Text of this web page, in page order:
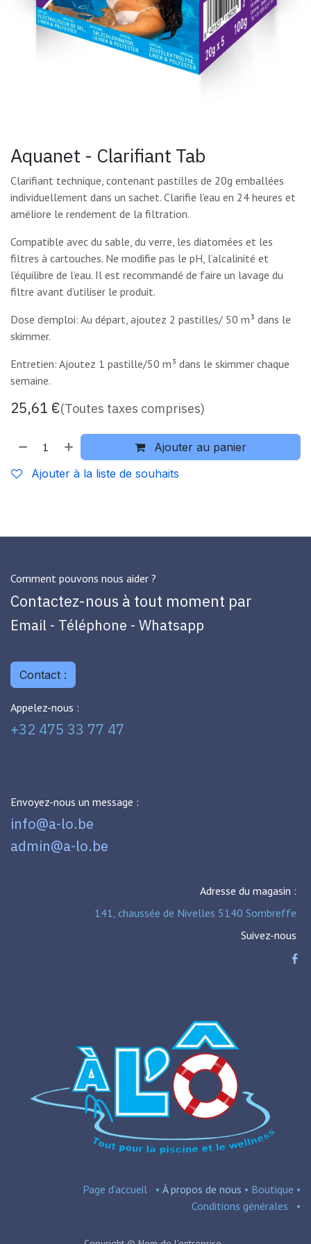
Aquanet - Clarifiant Tab
Clarifiant technique, contenant pastilles de 20g emballées
individuellement dans un sachet. Clarifie l’eau en 24 heures et
améliore le rendement de la filtration.
Compatible avec du sable, du verre, les diatomées et les
filtres à cartouches. Ne modifie pas le pH, l’alcalinité et
l’équilibre de l’eau. Il est recommandé de faire un lavage du
filtre avant d’utiliser le produit.
Dose d’emploi: Au départ, ajoutez 2 pastilles/ 50 m³ dans le
skimmer.
Entretien: Ajoutez 1 pastille/50 m³ dans le skimmer chaque
semaine.
25,61 €(Toutes taxes comprises)
Ajouter au panier
Ajouter à la liste de souhaits
Comment pouvons nous aider ?
Contactez-nous à tout moment par
Email - Téléphone - Whatsapp
Contact :
Appelez-nous :
+32 475 33 77 47
Envoyez-nous un message :
info@a-lo.be
admin@a-lo.be
Adresse du magasin :
141, chaussée de Nivelles 5140 Sombreffe
Suivez-nous
Page d'accueil • À propos de nous • Boutique •
Conditions générales •